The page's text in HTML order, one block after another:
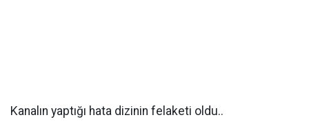
Kanalın yaptığı hata dizinin felaketi oldu..